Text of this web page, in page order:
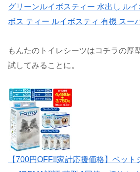
グリーンルイボスティー 水出し ル
ボス ティー ルイボスティ 有機 スー
もんたのトイレシーツはコチラの厚
試してみることに。
【700円OFF!!家計応援価格】ペット